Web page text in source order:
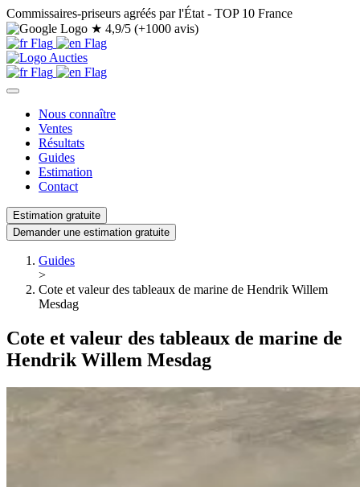
Commissaires-priseurs agréés par l'État - TOP 10 France
★ 4,9/5 (+1000 avis)
Nous connaître
Ventes
Résultats
Guides
Estimation
Contact
Estimation gratuite
Demander une estimation gratuite
Guides
>
Cote et valeur des tableaux de marine de Hendrik Willem
Mesdag
Cote et valeur des tableaux de marine de
Hendrik Willem Mesdag